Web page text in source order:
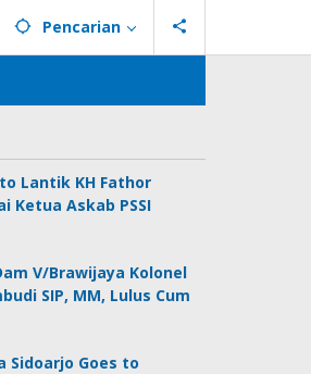
Pencarian
Lantik KH Fathor
Ketua Askab PSSI
V/Brawijaya Kolonel
SIP, MM, Lulus Cum
Sidoarjo Goes to